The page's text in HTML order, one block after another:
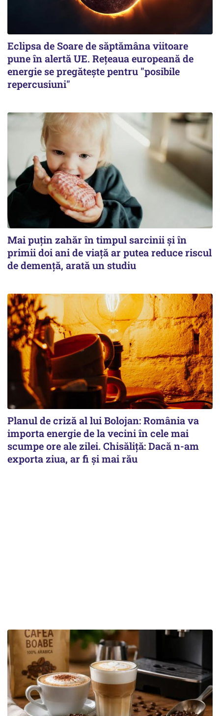
Eclipsa de Soare de săptămâna viitoare
pune în alertă UE. Rețeaua europeană de
energie se pregătește pentru "posibile
repercusiuni"
Mai puțin zahăr în timpul sarcinii și în
primii doi ani de viață ar putea reduce riscul
de demență, arată un studiu
Planul de criză al lui Bolojan: România va
importa energie de la vecini în cele mai
scumpe ore ale zilei. Chisăliță: Dacă n-am
exporta ziua, ar fi și mai rău